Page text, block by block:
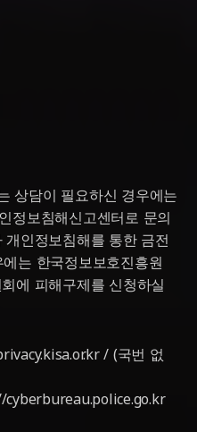
상담이 필요하신 경우에는
정보침해신고센터로 문의
인정보침해를 통한 금전
는 한국정보보호진흥원
에 피해구제를 신청하실
/ (국번 없
cyberbureau.police.go.kr